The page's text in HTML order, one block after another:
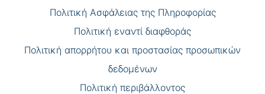
Πολιτική Ασφάλειας της Πληροφορίας
Πολιτική εναντί διαφθοράς
Πολιτική απορρήτου και προστασίας προσωπικών
δεδομένων
Πολιτική περιβάλλοντος